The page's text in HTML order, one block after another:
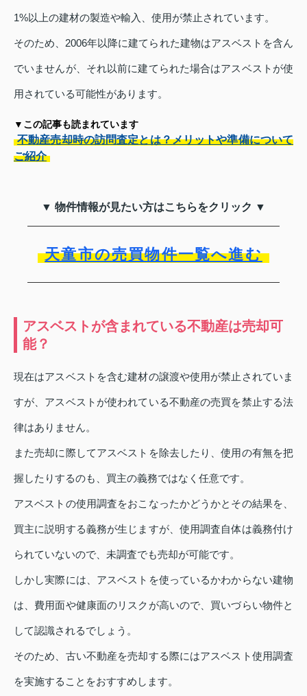
1%以上の建材の製造や輸入、使用が禁止されています。
そのため、2006年以降に建てられた建物はアスベストを含ん
でいませんが、それ以前に建てられた場合はアスベストが使
用されている可能性があります。
▼この記事も読まれています
不動産売却時の訪問査定とは？メリットや準備について
ご紹介
▼ 物件情報が見たい方はこちらをクリック ▼
天童市の売買物件一覧へ進む
アスベストが含まれている不動産は売却可
能？
現在はアスベストを含む建材の譲渡や使用が禁止されていま
すが、アスベストが使われている不動産の売買を禁止する法
律はありません。
また売却に際してアスベストを除去したり、使用の有無を把
握したりするのも、買主の義務ではなく任意です。
アスベストの使用調査をおこなったかどうかとその結果を、
買主に説明する義務が生じますが、使用調査自体は義務付け
られていないので、未調査でも売却が可能です。
しかし実際には、アスベストを使っているかわからない建物
は、費用面や健康面のリスクが高いので、買いづらい物件と
して認識されるでしょう。
そのため、古い不動産を売却する際にはアスベスト使用調査
を実施することをおすすめします。